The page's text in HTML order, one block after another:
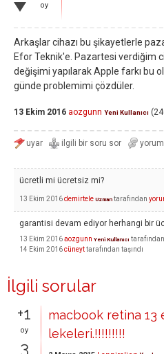
oy
Arkaşlar cihazı bu şikayetlerle
Efor Teknik'e. Pazartesi verdiğim
değişimi yapılarak Apple farkı bu
günde problemimi çözdüler.
13 Ekim 2016 aozgunn Yeni Kullanıcı (
ücretli mi ücretsiz mi?
13 Ekim 2016demirtele Uzman tarafından
garantisi devam ediyor herhangi bir
13 Ekim 2016aozgunn Yeni Kullanıcı tarafından
14 Ekim 2016cüneyttarafından taşındı
İlgili sorular
+1
oy
3
macbook retina 13
lekeleri.!!!!!!!!!